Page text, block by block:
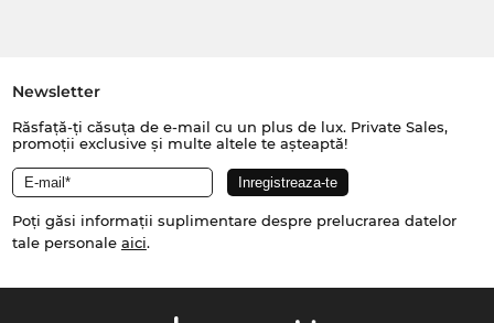
Newsletter
Răsfață-ți căsuța de e-mail cu un plus de lux. Private Sales,
promoții exclusive și multe altele te așteaptă!
Poți găsi informații suplimentare despre prelucrarea datelor
tale personale aici.